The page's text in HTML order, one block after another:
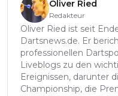
Oliver Ried
Redakteur
Oliver Ried ist seit
Dartsnews.de. Er
professionellen
Liveblogs zu den
Ereignissen, darunter
Championship, die